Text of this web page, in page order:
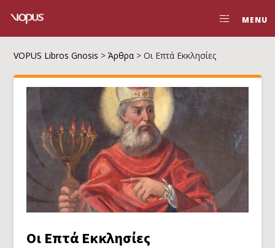
MENU
VOPUS Libros Gnosis >Άρθρα >Οι Επτά Εκκλησίες
Οι Επτά Εκκλησίες